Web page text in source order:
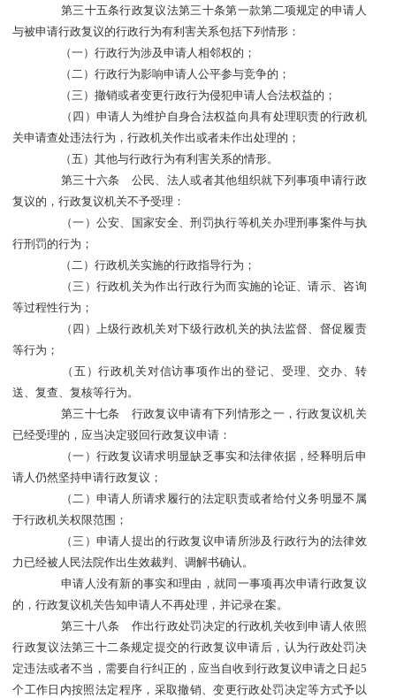
第三十五条行政复议法第三十条第一款第二项规定的申请人
与被申请行政复议的行政行为有利害关系包括下列情形：
（一）行政行为涉及申请人相邻权的；
（二）行政行为影响申请人公平参与竞争的；
（三）撤销或者变更行政行为侵犯申请人合法权益的；
（四）申请人为维护自身合法权益向具有处理职责的行政机
关申请查处违法行为，行政机关作出或者未作出处理的；
（五）其他与行政行为有利害关系的情形。
第三十六条 公民、法人或者其他组织就下列事项申请行政
复议的，行政复议机关不予受理：
（一）公安、国家安全、刑罚执行等机关办理刑事案件与执
行刑罚的行为；
（二）行政机关实施的行政指导行为；
（三）行政机关为作出行政行为而实施的论证、请示、咨询
等过程性行为；
（四）上级行政机关对下级行政机关的执法监督、督促履责
等行为；
（五）行政机关对信访事项作出的登记、受理、交办、转
送、复查、复核等行为。
第三十七条 行政复议申请有下列情形之一，行政复议机关
已经受理的，应当决定驳回行政复议申请：
（一）行政复议请求明显缺乏事实和法律依据，经释明后申
请人仍然坚持申请行政复议；
（二）申请人所请求履行的法定职责或者给付义务明显不属
于行政机关权限范围；
（三）申请人提出的行政复议申请所涉及行政行为的法律效
力已经被人民法院作出生效裁判、调解书确认。
申请人没有新的事实和理由，就同一事项再次申请行政复议
的，行政复议机关告知申请人不再处理，并记录在案。
第三十八条 作出行政处罚决定的行政机关收到申请人依照
行政复议法第三十二条规定提交的行政复议申请后，认为行政处罚决
定违法或者不当，需要自行纠正的，应当自收到行政复议申请之日起5
个工作日内按照法定程序，采取撤销、变更行政处罚决定等方式予以